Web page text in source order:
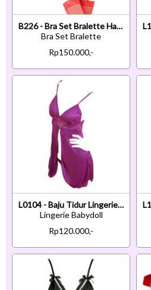
B226 - Bra Set Bralette Halter Open Cup Merah Celana Dalam Garter Belt Stocking
Bra Set Bralette
Rp150.000,-
L0104 - Baju Tidur Lingerie Babydoll Mini Dress Ungu
Lingerie Babydoll
Rp120.000,-